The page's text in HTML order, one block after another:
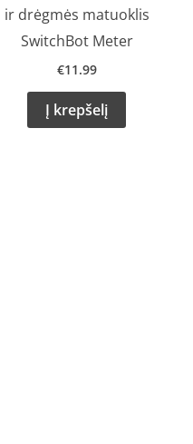
ir drėgmės matuoklis
SwitchBot Meter
€11.99
Į krepšelį